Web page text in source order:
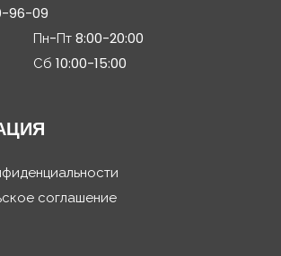
96-09
Пн-Пт 8:00-20:00
Сб 10:00-15:00
соглашение